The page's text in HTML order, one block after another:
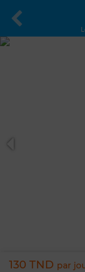
130 TND par